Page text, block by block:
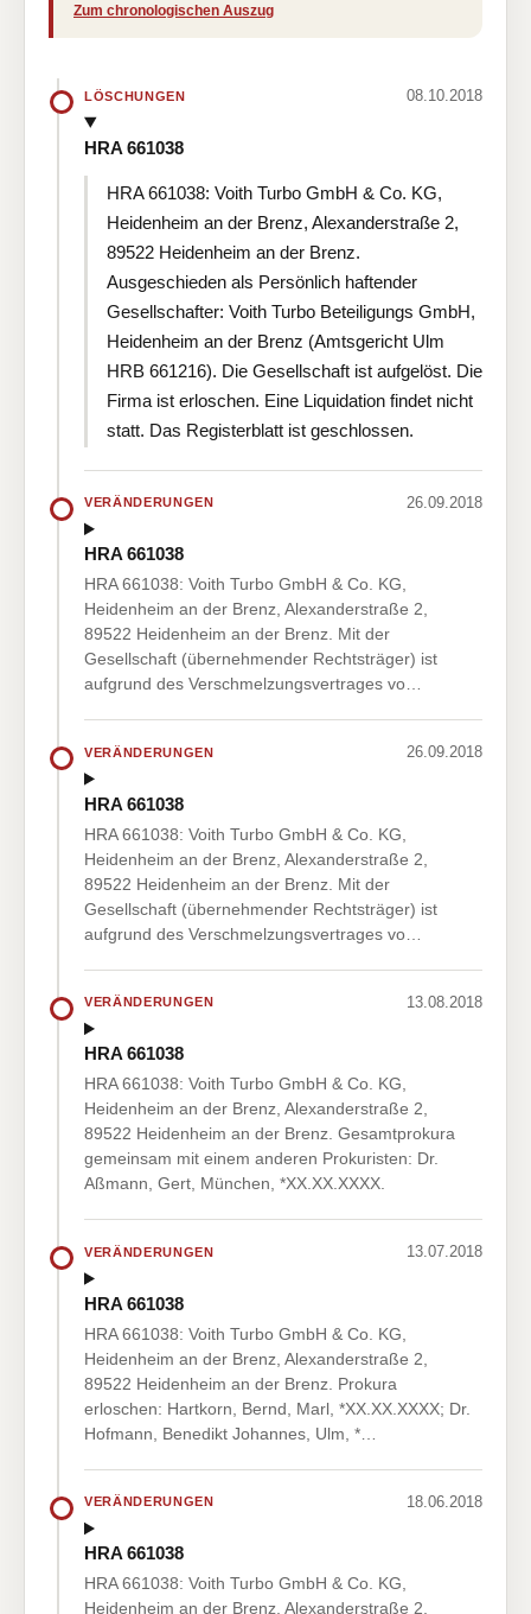
Zum chronologischen Auszug
LÖSCHUNGEN 08.10.2018
HRA 661038
HRA 661038: Voith Turbo GmbH & Co. KG,
Heidenheim an der Brenz, Alexanderstraße 2,
89522 Heidenheim an der Brenz.
Ausgeschieden als Persönlich haftender
Gesellschafter: Voith Turbo Beteiligungs GmbH,
Heidenheim an der Brenz (Amtsgericht Ulm
HRB 661216). Die Gesellschaft ist aufgelöst. Die
Firma ist erloschen. Eine Liquidation findet nicht
statt. Das Registerblatt ist geschlossen.
VERÄNDERUNGEN 26.09.2018
HRA 661038
HRA 661038: Voith Turbo GmbH & Co. KG,
Heidenheim an der Brenz, Alexanderstraße 2,
89522 Heidenheim an der Brenz. Mit der
Gesellschaft (übernehmender Rechtsträger) ist
aufgrund des Verschmelzungsvertrages vo…
VERÄNDERUNGEN 26.09.2018
HRA 661038
HRA 661038: Voith Turbo GmbH & Co. KG,
Heidenheim an der Brenz, Alexanderstraße 2,
89522 Heidenheim an der Brenz. Mit der
Gesellschaft (übernehmender Rechtsträger) ist
aufgrund des Verschmelzungsvertrages vo…
VERÄNDERUNGEN 13.08.2018
HRA 661038
HRA 661038: Voith Turbo GmbH & Co. KG,
Heidenheim an der Brenz, Alexanderstraße 2,
89522 Heidenheim an der Brenz. Gesamtprokura
gemeinsam mit einem anderen Prokuristen: Dr.
Aßmann, Gert, München, *XX.XX.XXXX.
VERÄNDERUNGEN 13.07.2018
HRA 661038
HRA 661038: Voith Turbo GmbH & Co. KG,
Heidenheim an der Brenz, Alexanderstraße 2,
89522 Heidenheim an der Brenz. Prokura
erloschen: Hartkorn, Bernd, Marl, *XX.XX.XXXX; Dr.
Hofmann, Benedikt Johannes, Ulm, *…
VERÄNDERUNGEN 18.06.2018
HRA 661038
HRA 661038: Voith Turbo GmbH & Co. KG,
Heidenheim an der Brenz, Alexanderstraße 2,